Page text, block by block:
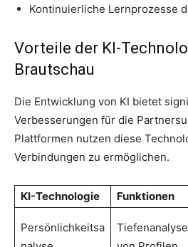
Kontinuierliche Lernprozesse
Vorteile der KI-
Brautschau
Die Entwicklung von KI bietet
Verbesserungen für die
Plattformen nutzen diese
Verbindungen zu ermöglichen.
KI-Technologie Funktionen
Persönlichkeitsa
Tiefenanalyse